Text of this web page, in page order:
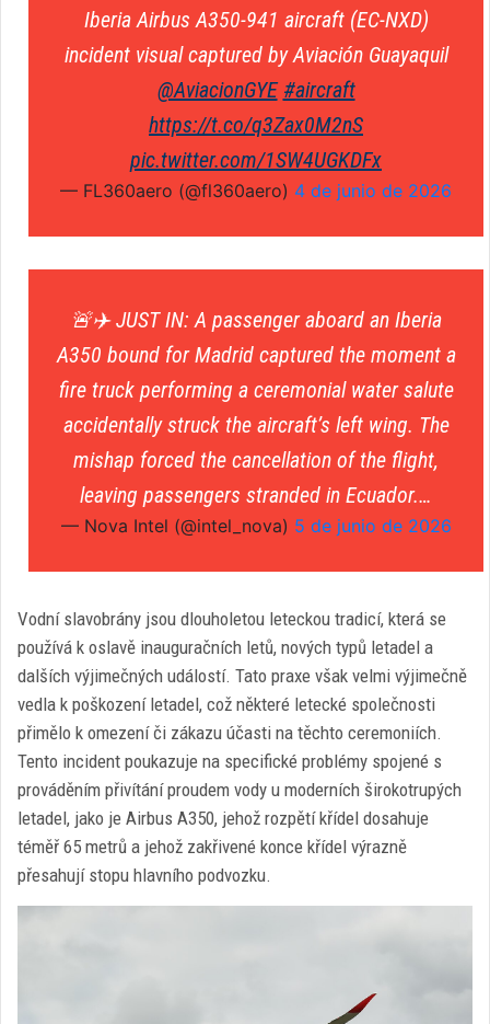
Iberia Airbus A350-941 aircraft (EC-NXD)
incident visual captured by Aviación Guayaquil
@AviacionGYE #aircraft
https://t.co/q3Zax0M2nS
pic.twitter.com/1SW4UGKDFx
— FL360aero (@fl360aero) 4 de junio de 2026
🚨✈️ JUST IN: A passenger aboard an Iberia
A350 bound for Madrid captured the moment a
fire truck performing a ceremonial water salute
accidentally struck the aircraft’s left wing. The
mishap forced the cancellation of the flight,
leaving passengers stranded in Ecuador.…
— Nova Intel (@intel_nova) 5 de junio de 2026
Vodní slavobrány jsou dlouholetou leteckou tradicí, která se
používá k oslavě inauguračních letů, nových typů letadel a
dalších výjimečných událostí. Tato praxe však velmi výjimečně
vedla k poškození letadel, což některé letecké společnosti
přimělo k omezení či zákazu účasti na těchto ceremoniích.
Tento incident poukazuje na specifické problémy spojené s
prováděním přivítání proudem vody u moderních širokotrupých
letadel, jako je Airbus A350, jehož rozpětí křídel dosahuje
téměř 65 metrů a jehož zakřivené konce křídel výrazně
přesahují stopu hlavního podvozku.